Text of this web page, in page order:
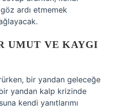
ardı etmemek
UMUT VE KAYGI
bir yandan geleceğe
yandan kalp krizinde
kendi yanıtlarımı